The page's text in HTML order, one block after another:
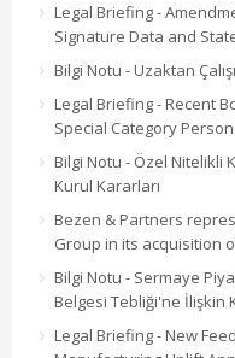
Legal Briefing -
Signature Data and
Bilgi Notu - Uzaktan
Legal Briefing - Recent
Special Category
Bilgi Notu - Özel Nitelikli
Kurul Kararları
Bezen & Partners
Group in its acquisition
Bilgi Notu - Sermaye
Belgesi Tebliği'ne İlişkin
Legal Briefing - New